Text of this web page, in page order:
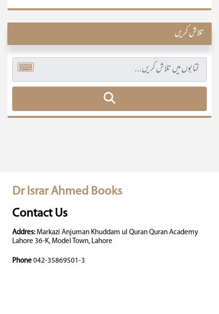
تلاش کریں
Dr Israr Ahmed Books
Contact Us
Addres: Markazi Anjuman Khuddam ul Quran Quran Academy
Lahore 36-K, Model Town, Lahore
Phone 042-35869501-3